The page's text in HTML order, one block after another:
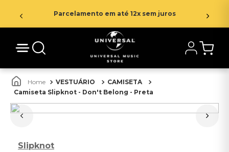
Parcelamento em até 12x sem juros
VESTUÁRIO
CAMISETA
Camiseta Slipknot - Don't Belong - Preta
Slipknot